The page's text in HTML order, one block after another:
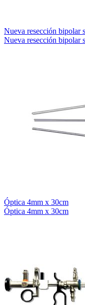
Nueva resección bipolar
Nueva resección bipolar
Óptica 4mm x 30cm
Óptica 4mm x 30cm